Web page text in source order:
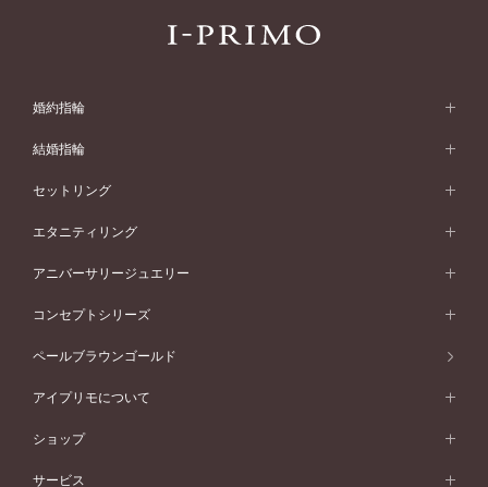
婚約指輪
婚約指輪 (エンゲージリング)
婚約指輪一覧
ピンクゴールド
ペールブラウンゴールド
ウェーブライン
V字ライン
ワンサイドメレ
ダブルサイドメレ
シンプル
フェミニン
モード
50万円台～
40万円台～
30万円台～
婚約指輪 人気ランキング
結婚指輪
結婚指輪 (マリッジリング)
結婚指輪一覧
ピンクゴールド
ペールブラウンゴールド
ウェーブライン
V字ライン
ワンメレ
セベラルメレ
シンプル
フェミニン
モード
50万円～
40万円～50万円
セットリング
セットリング
セットリング一覧
ピンクゴールド
ペールブラウンゴールド
エタニティリング
エタニティリング
エタニティリング一覧
ピンクゴールド
ペールブラウンゴールド
アニバーサリージュエリー
アニバーサリージュエリー
アニバーサリージュエリー一覧
ファッションリング
ブレスレット
コンセプトシリーズ
コンセプトシリーズ
オリジンビリーフ
ペールブラウンゴールド
アイプリモについて
アイプリモについて
パーソナルハンド診断
ショップ
店舗一覧
サービス